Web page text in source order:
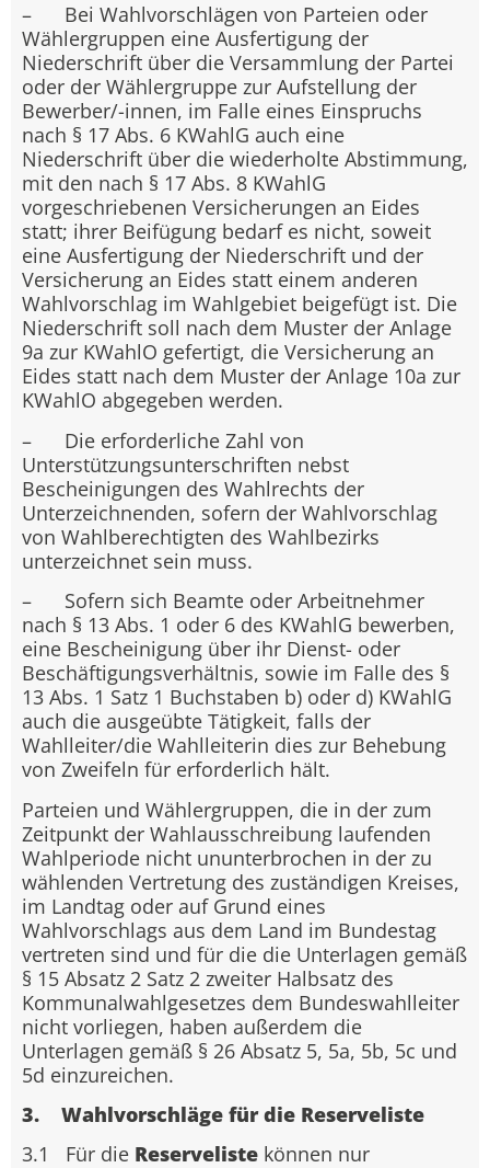
– Bei Wahlvorschlägen von Parteien oder
Wählergruppen eine Ausfertigung der
Niederschrift über die Versammlung der Partei
oder der Wählergruppe zur Aufstellung der
Bewerber/-innen, im Falle eines Einspruchs
nach § 17 Abs. 6 KWahlG auch eine
Niederschrift über die wiederholte Abstimmung,
mit den nach § 17 Abs. 8 KWahlG
vorgeschriebenen Versicherungen an Eides
statt; ihrer Beifügung bedarf es nicht, soweit
eine Ausfertigung der Niederschrift und der
Versicherung an Eides statt einem anderen
Wahlvorschlag im Wahlgebiet beigefügt ist. Die
Niederschrift soll nach dem Muster der Anlage
9a zur KWahlO gefertigt, die Versicherung an
Eides statt nach dem Muster der Anlage 10a zur
KWahlO abgegeben werden.
– Die erforderliche Zahl von
Unterstützungsunterschriften nebst
Bescheinigungen des Wahlrechts der
Unterzeichnenden, sofern der Wahlvorschlag
von Wahlberechtigten des Wahlbezirks
unterzeichnet sein muss.
– Sofern sich Beamte oder Arbeitnehmer
nach § 13 Abs. 1 oder 6 des KWahlG bewerben,
eine Bescheinigung über ihr Dienst- oder
Beschäftigungsverhältnis, sowie im Falle des §
13 Abs. 1 Satz 1 Buchstaben b) oder d) KWahlG
auch die ausgeübte Tätigkeit, falls der
Wahlleiter/die Wahlleiterin dies zur Behebung
von Zweifeln für erforderlich hält.
Parteien und Wählergruppen, die in der zum
Zeitpunkt der Wahlausschreibung laufenden
Wahlperiode nicht ununterbrochen in der zu
wählenden Vertretung des zuständigen Kreises,
im Landtag oder auf Grund eines
Wahlvorschlags aus dem Land im Bundestag
vertreten sind und für die die Unterlagen gemäß
§ 15 Absatz 2 Satz 2 zweiter Halbsatz des
Kommunalwahlgesetzes dem Bundeswahlleiter
nicht vorliegen, haben außerdem die
Unterlagen gemäß § 26 Absatz 5, 5a, 5b, 5c und
5d einzureichen.
3. Wahlvorschläge für die Reserveliste
3.1 Für die Reserveliste können nur